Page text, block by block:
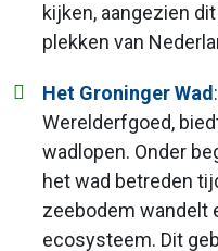
kijken, aangezien
plekken van
Het Groninger Wad
Werelderfgoed,
wadlopen. Onder
het wad betreden
zeebodem wandelt
ecosysteem. Dit